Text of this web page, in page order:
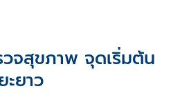
จสุขภาพ จุดเริ่มต้น
ยาว